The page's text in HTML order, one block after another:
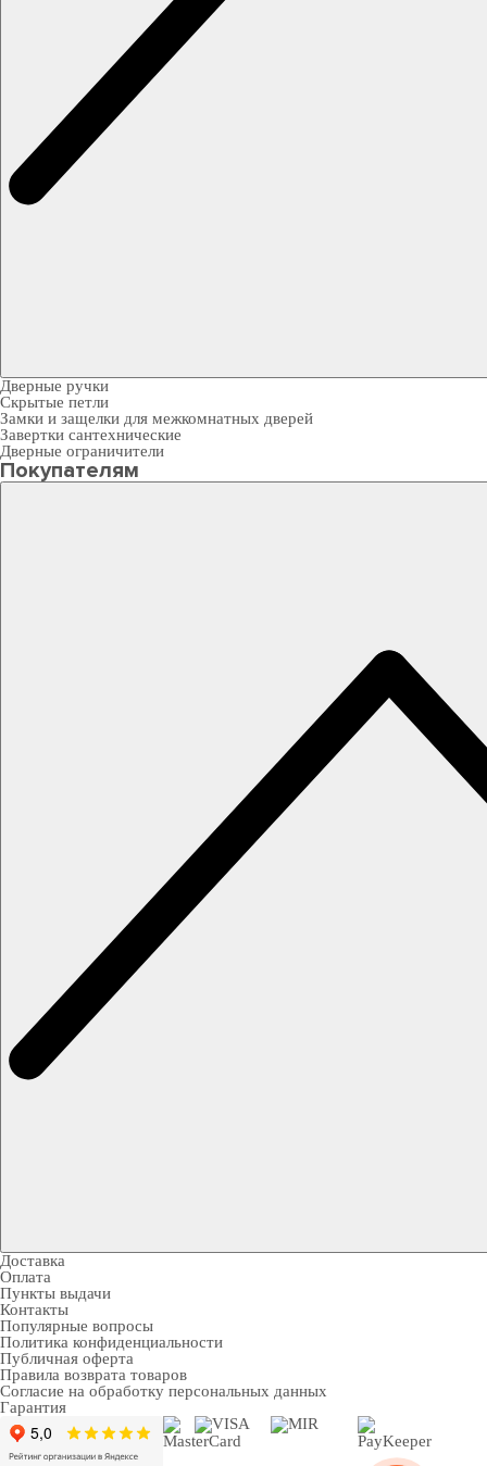
Дверные ручки
Скрытые петли
Замки и защелки для межкомнатных дверей
Завертки сантехнические
Дверные ограничители
Покупателям
Доставка
Оплата
Пункты выдачи
Контакты
Популярные вопросы
Политика конфиденциальности
Публичная оферта
Правила возврата товаров
Согласие на обработку персональных данных
Гарантия